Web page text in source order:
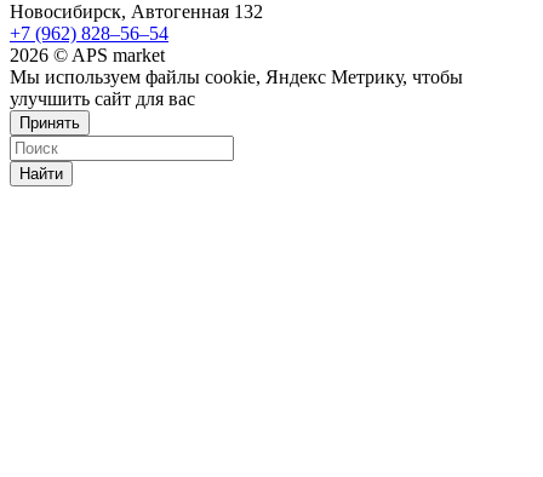
Новосибирск, Автогенная 132
+7 (962) 828‒56‒54
2026 © APS market
Мы используем файлы cookie, Яндекс Метрику, чтобы
улучшить сайт для вас
Принять
Найти